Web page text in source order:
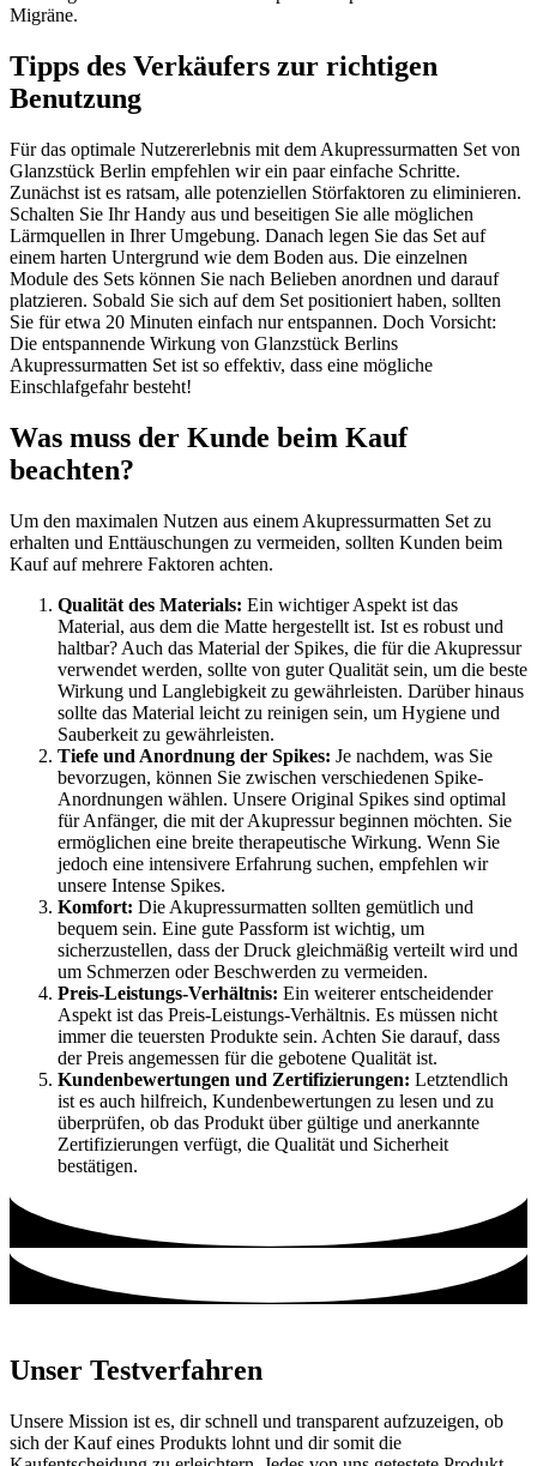
Migräne.
Tipps des Verkäufers zur richtigen
Benutzung
Für das optimale Nutzererlebnis mit dem Akupressurmatten Set von
Glanzstück Berlin empfehlen wir ein paar einfache Schritte.
Zunächst ist es ratsam, alle potenziellen Störfaktoren zu eliminieren.
Schalten Sie Ihr Handy aus und beseitigen Sie alle möglichen
Lärmquellen in Ihrer Umgebung. Danach legen Sie das Set auf
einem harten Untergrund wie dem Boden aus. Die einzelnen
Module des Sets können Sie nach Belieben anordnen und darauf
platzieren. Sobald Sie sich auf dem Set positioniert haben, sollten
Sie für etwa 20 Minuten einfach nur entspannen. Doch Vorsicht:
Die entspannende Wirkung von Glanzstück Berlins
Akupressurmatten Set ist so effektiv, dass eine mögliche
Einschlafgefahr besteht!
Was muss der Kunde beim Kauf
beachten?
Um den maximalen Nutzen aus einem Akupressurmatten Set zu
erhalten und Enttäuschungen zu vermeiden, sollten Kunden beim
Kauf auf mehrere Faktoren achten.
Qualität des Materials: Ein wichtiger Aspekt ist das
Material, aus dem die Matte hergestellt ist. Ist es robust und
haltbar? Auch das Material der Spikes, die für die Akupressur
verwendet werden, sollte von guter Qualität sein, um die beste
Wirkung und Langlebigkeit zu gewährleisten. Darüber hinaus
sollte das Material leicht zu reinigen sein, um Hygiene und
Sauberkeit zu gewährleisten.
Tiefe und Anordnung der Spikes: Je nachdem, was Sie
bevorzugen, können Sie zwischen verschiedenen Spike-
Anordnungen wählen. Unsere Original Spikes sind optimal
für Anfänger, die mit der Akupressur beginnen möchten. Sie
ermöglichen eine breite therapeutische Wirkung. Wenn Sie
jedoch eine intensivere Erfahrung suchen, empfehlen wir
unsere Intense Spikes.
Komfort: Die Akupressurmatten sollten gemütlich und
bequem sein. Eine gute Passform ist wichtig, um
sicherzustellen, dass der Druck gleichmäßig verteilt wird und
um Schmerzen oder Beschwerden zu vermeiden.
Preis-Leistungs-Verhältnis: Ein weiterer entscheidender
Aspekt ist das Preis-Leistungs-Verhältnis. Es müssen nicht
immer die teuersten Produkte sein. Achten Sie darauf, dass
der Preis angemessen für die gebotene Qualität ist.
Kundenbewertungen und Zertifizierungen: Letztendlich
ist es auch hilfreich, Kundenbewertungen zu lesen und zu
überprüfen, ob das Produkt über gültige und anerkannte
Zertifizierungen verfügt, die Qualität und Sicherheit
bestätigen.
Unser Testverfahren
Unsere Mission ist es, dir schnell und transparent aufzuzeigen, ob
sich der Kauf eines Produkts lohnt und dir somit die